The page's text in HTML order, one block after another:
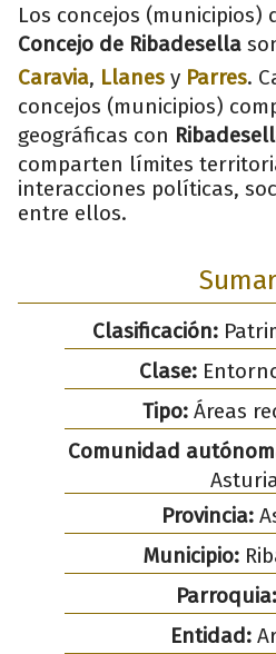
Los concejos
Concejo de Ribadesella
Caravia, Llanes y Parres.
concejos (municipios)
geográficas con
comparten límites
interacciones políticas,
entre ellos.
Clasificación:
Clase:
Tipo:Áreas
Comunidad
Provincia:
Municipio:
Parroquia:
Entidad: